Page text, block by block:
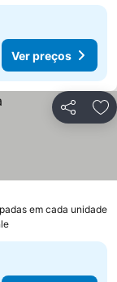
Ver preços
Partilhar
em cada unidade